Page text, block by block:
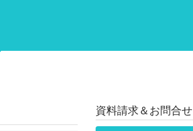
資料請求＆お問合せ